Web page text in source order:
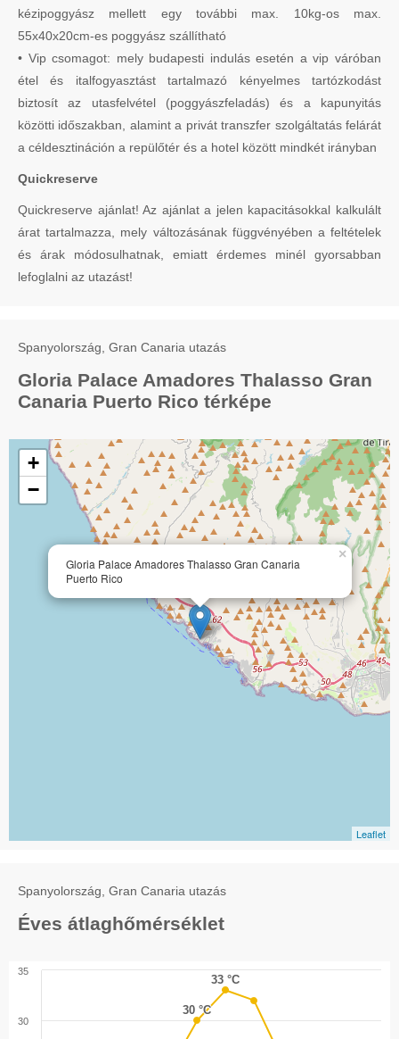
kézipoggyász mellett egy további max. 10kg-os max.
55x40x20cm-es poggyász szállítható
• Vip csomagot: mely budapesti indulás esetén a vip váróban
étel és italfogyasztást tartalmazó kényelmes tartózkodást
biztosít az utasfelvétel (poggyászfeladás) és a kapunyitás
közötti időszakban, alamint a privát transzfer szolgáltatás felárát
a céldesztináción a repülőtér és a hotel között mindkét irányban
Quickreserve
Quickreserve ajánlat! Az ajánlat a jelen kapacitásokkal kalkulált
árat tartalmazza, mely változásának függvényében a feltételek
és árak módosulhatnak, emiatt érdemes minél gyorsabban
lefoglalni az utazást!
Spanyolország, Gran Canaria utazás
Gloria Palace Amadores Thalasso Gran
Canaria Puerto Rico térképe
Gloria Palace Amadores Thalasso Gran Canaria
Puerto Rico
×
+
−
Leaflet
Spanyolország, Gran Canaria utazás
Éves átlaghőmérséklet
30 °C
30 °C
33 °C
33 °C
30
35